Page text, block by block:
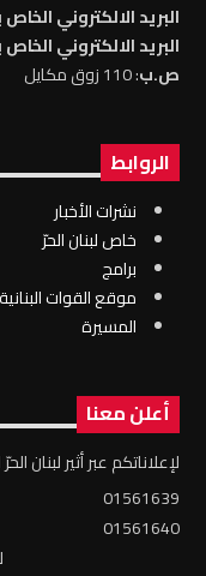
البريد الالكتروني الخاص
البريد الالكتروني الخاص
ص.ب: 110 زوق مكايل
الروابط
نشرات الأخبار
خاص لبنان الحرّ
برامج
موقع القوات البنانية
المسيرة
أعلن معنا
لإعلاناتكم عبر أثير لبنان
01561639
01561640